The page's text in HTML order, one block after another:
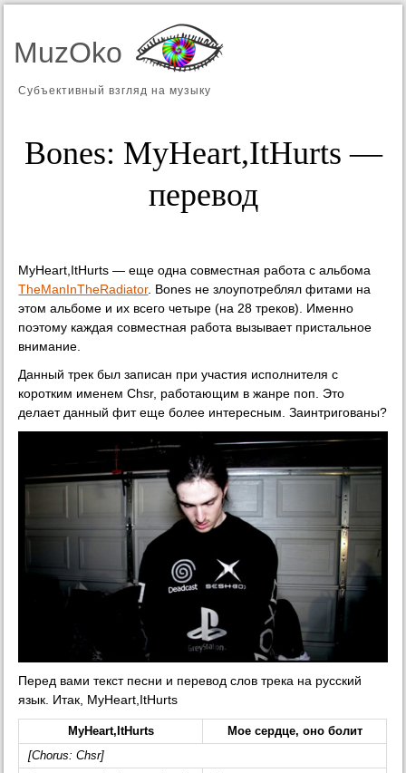
MuzOko
Субъективный взгляд на музыку
Bones: MyHeart,ItHurts —
перевод
MyHeart,ItHurts — еще одна совместная работа с альбома
TheManInTheRadiator. Bones не злоупотреблял фитами на
этом альбоме и их всего четыре (на 28 треков). Именно
поэтому каждая совместная работа вызывает пристальное
внимание.
Данный трек был записан при участия исполнителя с
коротким именем Chsr, работающим в жанре поп. Это
делает данный фит еще более интересным. Заинтригованы?
Перед вами текст песни и перевод слов трека на русский
язык. Итак, MyHeart,ItHurts
MyHeart,ItHurts
Мое сердце, оно болит
[Chorus: Chsr]